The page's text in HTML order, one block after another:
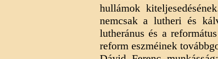
hullámok
nemcsak a lutheri és
lutheránus és a
reform eszméinek